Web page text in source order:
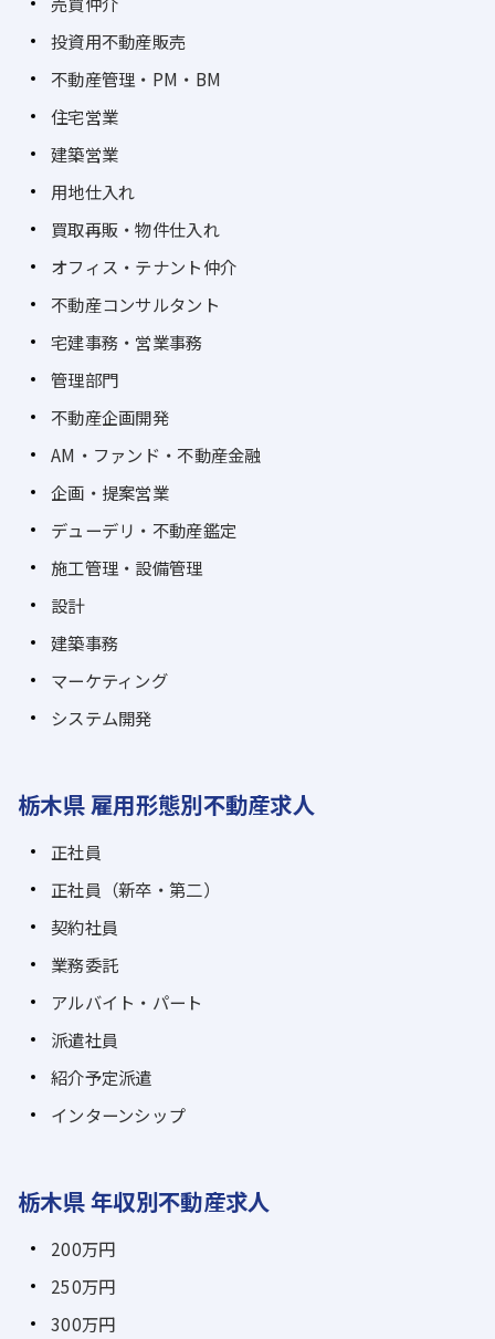
投資用不動産販売
不動産管理・PM・BM
住宅営業
建築営業
用地仕入れ
買取再販・物件仕入れ
オフィス・テナント仲介
不動産コンサルタント
宅建事務・営業事務
管理部門
不動産企画開発
AM・ファンド・不動産金融
企画・提案営業
デューデリ・不動産鑑定
施工管理・設備管理
設計
建築事務
マーケティング
システム開発
栃木県 雇用形態別不動産求人
正社員
正社員（新卒・第二）
契約社員
業務委託
アルバイト・パート
派遣社員
紹介予定派遣
インターンシップ
栃木県 年収別不動産求人
200万円
250万円
300万円